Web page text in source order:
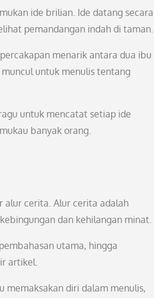
ide brilian. Ide datang secara
pemandangan indah di taman.
menarik antara dua ibu
untuk menulis tentang
untuk mencatat setiap ide
banyak orang.
alur cerita. Alur cerita adalah
dan kehilangan minat.
utama, hingga
artikel.
memaksakan diri dalam menulis,